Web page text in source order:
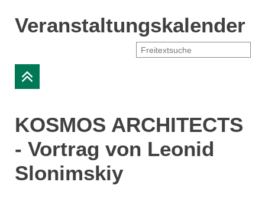
Veranstaltungskalender
KOSMOS ARCHITECTS
- Vortrag von Leonid
Slonimskiy